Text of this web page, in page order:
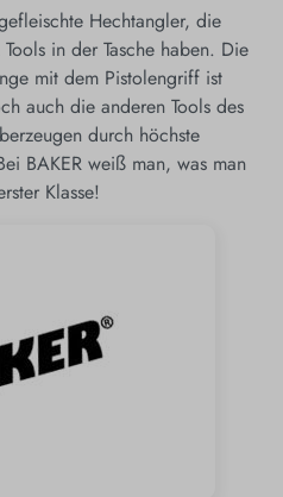
Hechtangler, die
in der Tasche haben. Die
mit dem Pistolengriff ist
auch die anderen Tools des
durch höchste
BAKER weiß man, was man
Klasse!